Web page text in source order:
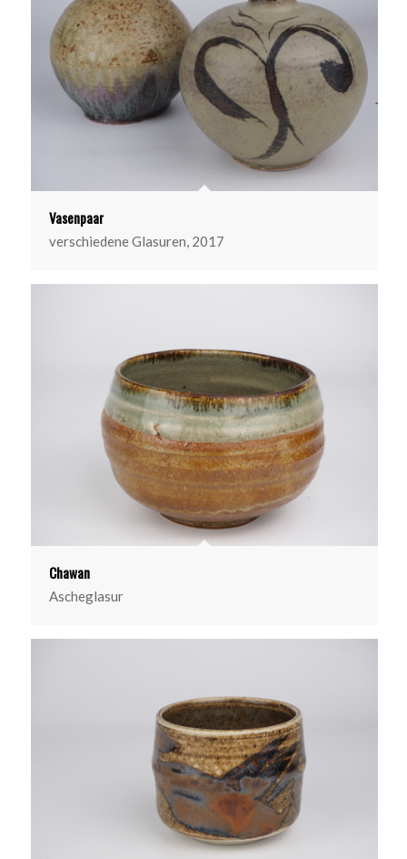
Vasenpaar
verschiedene Glasuren, 2017
Chawan
Ascheglasur